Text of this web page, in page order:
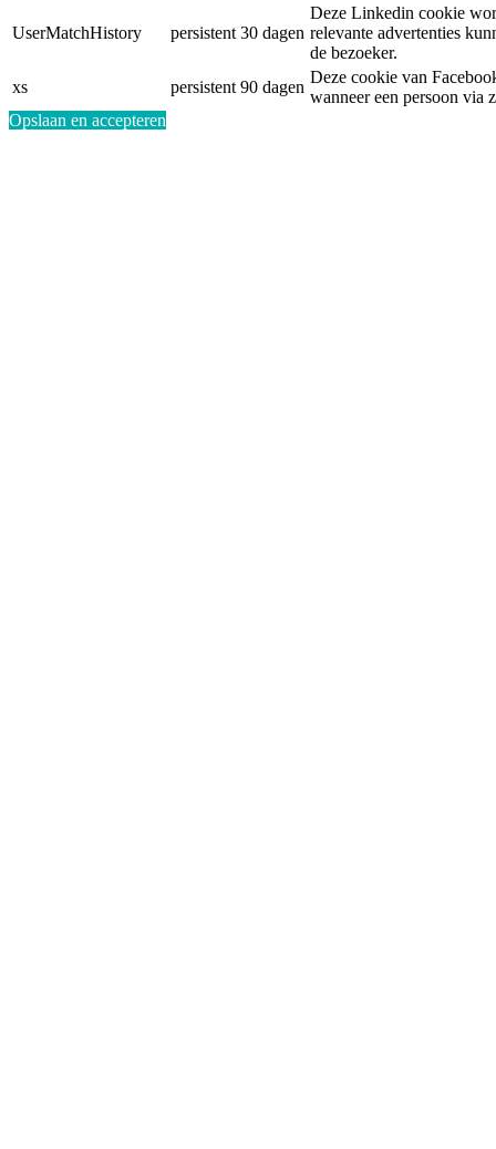
UserMatchHistory persistent 30 dagen
Deze Linkedin cookie
relevante advertenties
de bezoeker.
xs
persistent 90 dagen
Deze cookie van
wanneer een persoon via
Opslaan en accepteren